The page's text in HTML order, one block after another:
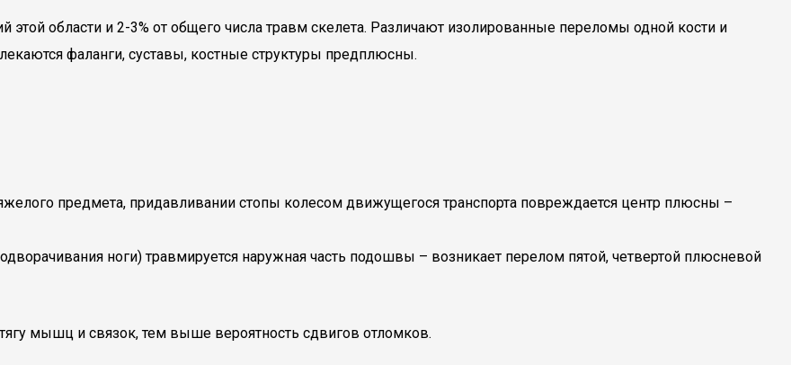
этой области и 2-3% от общего числа травм скелета. Различают изолированные переломы одной кости и
фаланги, суставы, костные структуры предплюсны.
предмета, придавливании стопы колесом движущегося транспорта повреждается центр плюсны –
ноги) травмируется наружная часть подошвы – возникает перелом пятой, четвертой плюсневой
мышц и связок, тем выше вероятность сдвигов отломков.